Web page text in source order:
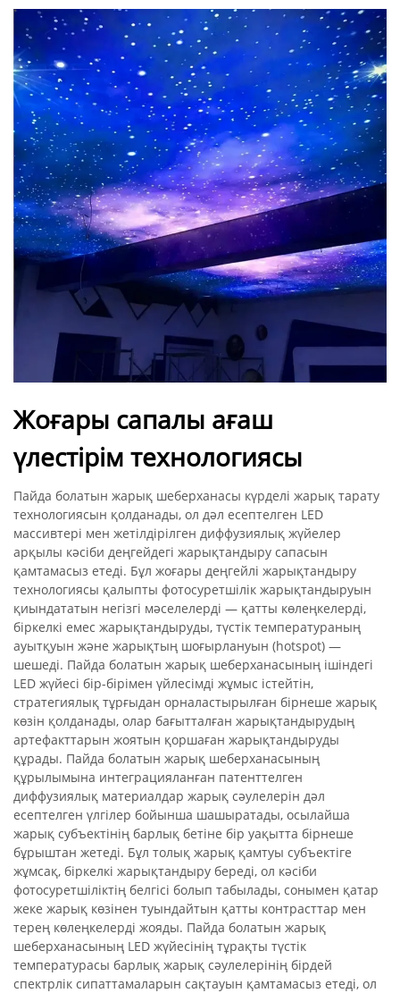
Жоғары сапалы ағаш
үлестірім технологиясы
Пайда болатын жарық шеберханасы күрделі жарық тарату
технологиясын қолданады, ол дәл есептелген LED
массивтері мен жетілдірілген диффузиялық жүйелер
арқылы кәсіби деңгейдегі жарықтандыру сапасын
қамтамасыз етеді. Бұл жоғары деңгейлі жарықтандыру
технологиясы қалыпты фотосуретшілік жарықтандыруын
қиындататын негізгі мәселелерді — қатты көлеңкелерді,
біркелкі емес жарықтандыруды, түстік температураның
ауытқуын және жарықтың шоғырлануын (hotspot) —
шешеді. Пайда болатын жарық шеберханасының ішіндегі
LED жүйесі бір-бірімен үйлесімді жұмыс істейтін,
стратегиялық тұрғыдан орналастырылған бірнеше жарық
көзін қолданады, олар бағытталған жарықтандырудың
артефакттарын жоятын қоршаған жарықтандыруды
құрады. Пайда болатын жарық шеберханасының
құрылымына интеграцияланған патенттелген
диффузиялық материалдар жарық сәулелерін дәл
есептелген үлгілер бойынша шашыратады, осылайша
жарық субъектінің барлық бетіне бір уақытта бірнеше
бұрыштан жетеді. Бұл толық жарық қамтуы субъектіге
жұмсақ, біркелкі жарықтандыру береді, ол кәсіби
фотосуретшіліктің белгісі болып табылады, сонымен қатар
жеке жарық көзінен туындайтын қатты контрасттар мен
терең көлеңкелерді жояды. Пайда болатын жарық
шеберханасының LED жүйесінің тұрақты түстік
температурасы барлық жарық сәулелерінің бірдей
спектрлік сипаттамаларын сақтауын қамтамасыз етеді, ол